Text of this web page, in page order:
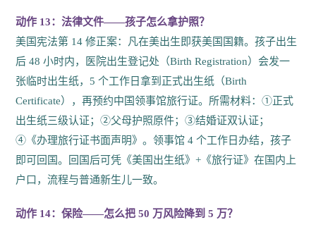
动作 13：法律文件——孩子怎么拿护照？
美国宪法第 14 修正案：凡在美出生即获美国国籍。孩子出生
后 48 小时内，医院出生登记处（Birth Registration）会发一
张临时出生纸，5 个工作日拿到正式出生纸（Birth
Certificate），再预约中国领事馆旅行证。所需材料：①正式
出生纸三级认证；②父母护照原件；③结婚证双认证；
④《办理旅行证书面声明》。领事馆 4 个工作日办结，孩子
即可回国。回国后可凭《美国出生纸》+《旅行证》在国内上
户口，流程与普通新生儿一致。
动作 14：保险——怎么把 50 万风险降到 5 万？